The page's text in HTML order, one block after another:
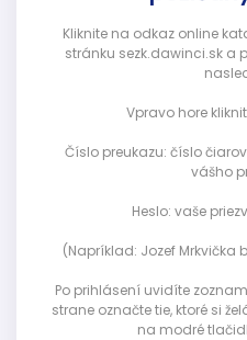
Kliknite na odkaz online
stránku sezk.dawinci.sk a
Vpravo hore
Číslo preukazu: číslo
vášho
Heslo: vaše
(Napríklad: Jozef Mrkvička
Po prihlásení uvidíte
strane označte tie, ktoré si
na modré